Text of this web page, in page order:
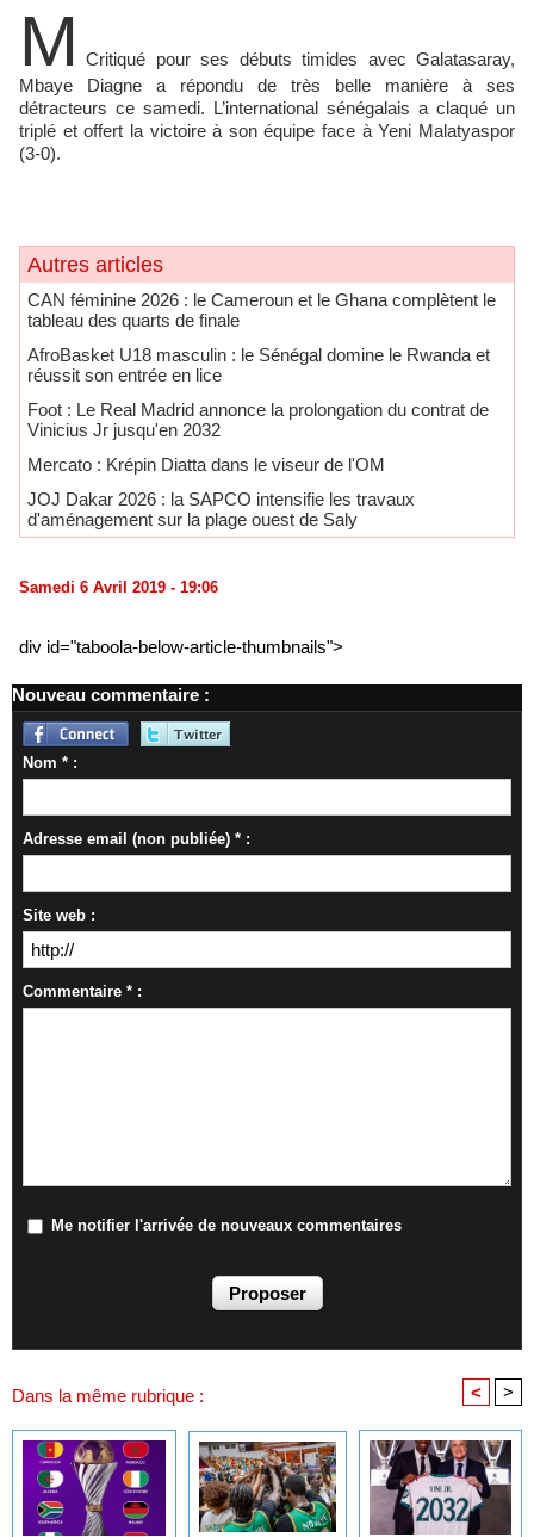
M
Critiqué pour ses débuts timides avec Galatasaray,
Mbaye Diagne a répondu de très belle manière à ses
détracteurs ce samedi. L’international sénégalais a claqué un
triplé et offert la victoire à son équipe face à Yeni Malatyaspor
(3-0).
Autres articles
CAN féminine 2026 : le Cameroun et le Ghana complètent le
tableau des quarts de finale
AfroBasket U18 masculin : le Sénégal domine le Rwanda et
réussit son entrée en lice
Foot : Le Real Madrid annonce la prolongation du contrat de
Vinicius Jr jusqu'en 2032
Mercato : Krépin Diatta dans le viseur de l'OM
JOJ Dakar 2026 : la SAPCO intensifie les travaux
d'aménagement sur la plage ouest de Saly
Samedi 6 Avril 2019 - 19:06
div id="taboola-below-article-thumbnails">
Nouveau commentaire :
Nom * :
Adresse email (non publiée) * :
Site web :
Commentaire * :
Me notifier l'arrivée de nouveaux commentaires
Dans la même rubrique : < >